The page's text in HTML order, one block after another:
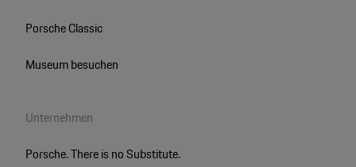
Porsche Classic
Museum besuchen
Unternehmen
Porsche. There is no Substitute.